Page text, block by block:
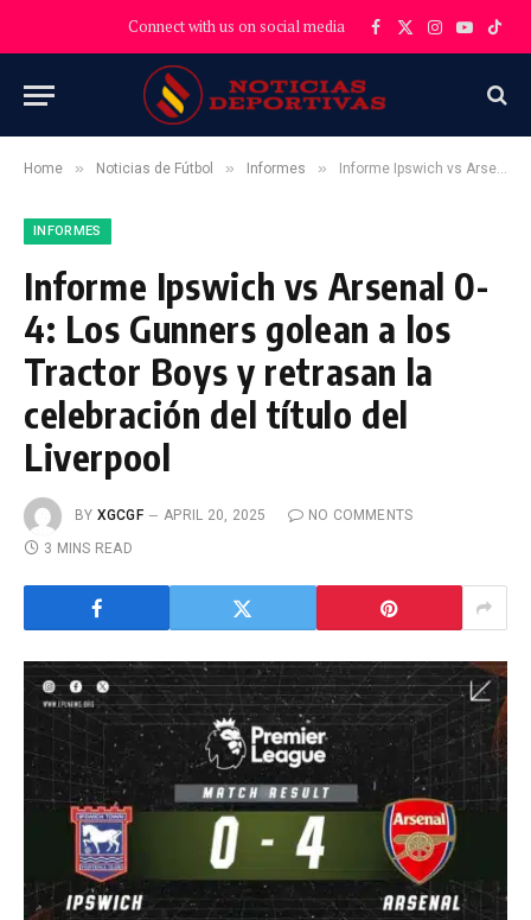
Connect with us on social media Facebook
X
Instagram
YouTube
Home » Noticias de Fútbol » Informes » Informe Ipswich vs Arsenal 0-4: Los Gunners golean a los Tractor Boys y retrasan la celebración del título del Liverpool
INFORMES
Informe Ipswich vs Arsenal 0-
4: Los Gunners golean a los
Tractor Boys y retrasan la
celebración del título del
Liverpool
BY XGCGF APRIL 20, 2025
NO COMMENTS
3 MINS READ